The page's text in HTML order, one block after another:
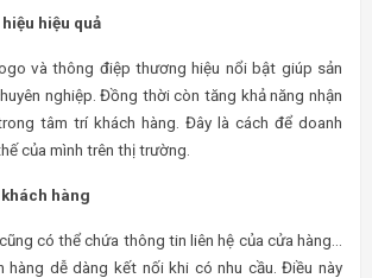
hiệu quả
và thông điệp thương hiệu nổi bật giúp sản
nghiệp. Đồng thời còn tăng khả năng nhận
tâm trí khách hàng. Đây là cách để doanh
của mình trên thị trường.
hàng
có thể chứa thông tin liên hệ của cửa hàng…
hàng dễ dàng kết nối khi có nhu cầu. Điều này